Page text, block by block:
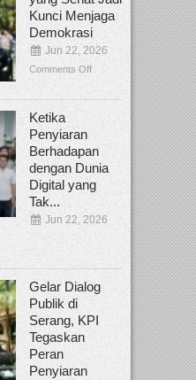
Kunci Menjaga
Demokrasi
Jun 22, 2026
Comments Off
Ketika
Penyiaran
Berhadapan
dengan Dunia
Digital yang
Tak...
Jun 22, 2026
Gelar Dialog
Publik di
Serang, KPI
Tegaskan
Peran
Penyiaran